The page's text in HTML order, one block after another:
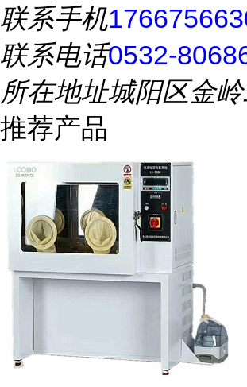
联系手机
联系电话0532-
所在地址城阳区金
推荐产品